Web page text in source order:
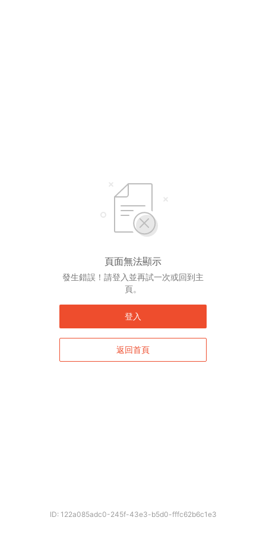
頁面無法顯示
發生錯誤！請登入並再試一次或回到主
頁。
登入
返回首頁
ID: 122a085adc0-245f-43e3-b5d0-fffc62b6c1e3